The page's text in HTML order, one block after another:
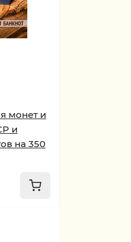
монет и
и
на 350